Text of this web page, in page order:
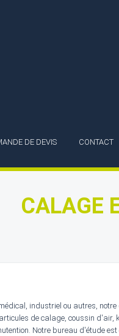
DE DEVIS CONTACT
CALAGE
industriel ou autres,
de calage, coussin d'air,
Notre bureau d'étude